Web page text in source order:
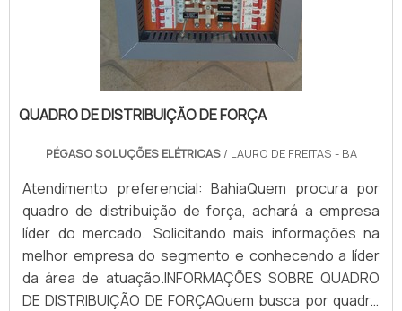
QUADRO DE DISTRIBUIÇÃO DE FORÇA
PÉGASO SOLUÇÕES ELÉTRICAS / LAURO DE FREITAS - BA
Atendimento preferencial: BahiaQuem procura por
quadro de distribuição de força, achará a empresa
líder do mercado. Solicitando mais informações na
melhor empresa do segmento e conhecendo a líder
da área de atuação.INFORMAÇÕES SOBRE QUADRO
DE DISTRIBUIÇÃO DE FORÇAQuem busca por quadro